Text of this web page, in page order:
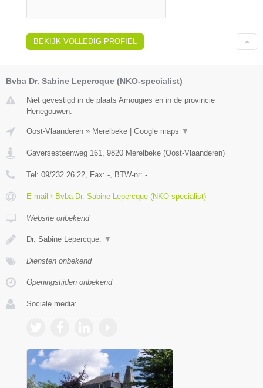
BEKIJK VOLLEDIG PROFIEL
Bvba Dr. Sabine Lepercque (NKO-specialist)
Niet gevestigd in de plaats Amougies en in de provincie
Henegouwen.
Oost-Vlaanderen » Merelbeke Google maps ▼
Gaversesteenweg 161 9820 Merelbeke (Oost-Vlaanderen)
Tel: 09/232 26 22 , Fax: - , BTW-nr: -
E-mail › Bvba Dr. Sabine Lepercque (NKO-specialist)
Website onbekend
Dr. Sabine Lepercque: ▼
Diensten onbekend
Openingstijden onbekend
Sociale media: